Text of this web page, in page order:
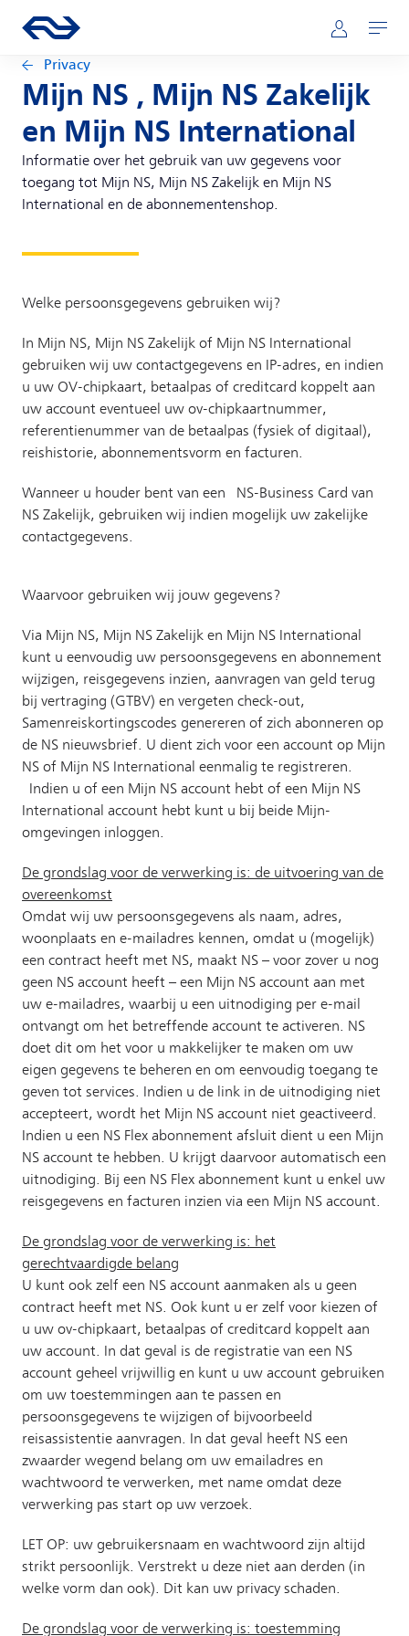
Hoofdnavigatie
Ga naar de homepage van ns.nl Mijn NS
Openen
Privacy
Mijn NS , Mijn NS Zakelijk
en Mijn NS International
Informatie over het gebruik van uw gegevens voor
toegang tot Mijn NS, Mijn NS Zakelijk en Mijn NS
International en de abonnementenshop.